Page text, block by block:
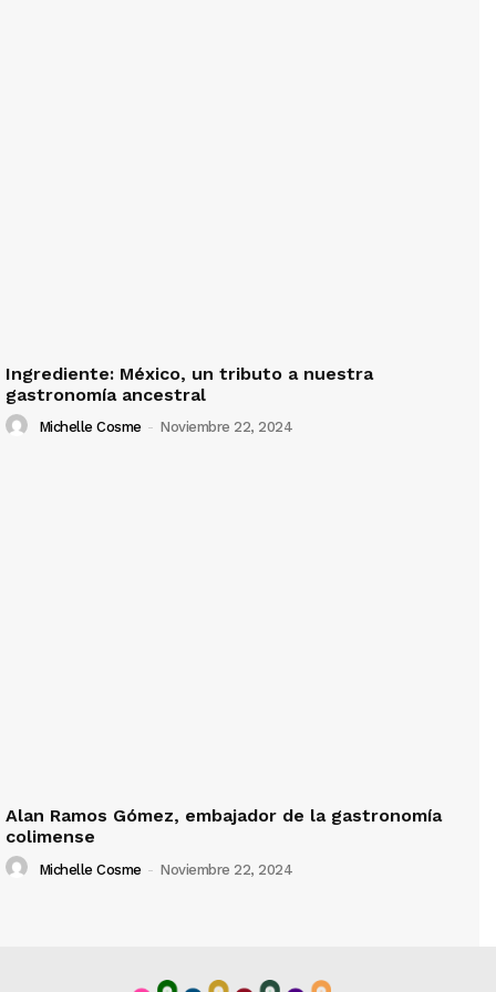
Ingrediente: México, un tributo a nuestra
gastronomía ancestral
Michelle Cosme - Noviembre 22, 2024
Alan Ramos Gómez, embajador de la gastronomía
colimense
Michelle Cosme - Noviembre 22, 2024